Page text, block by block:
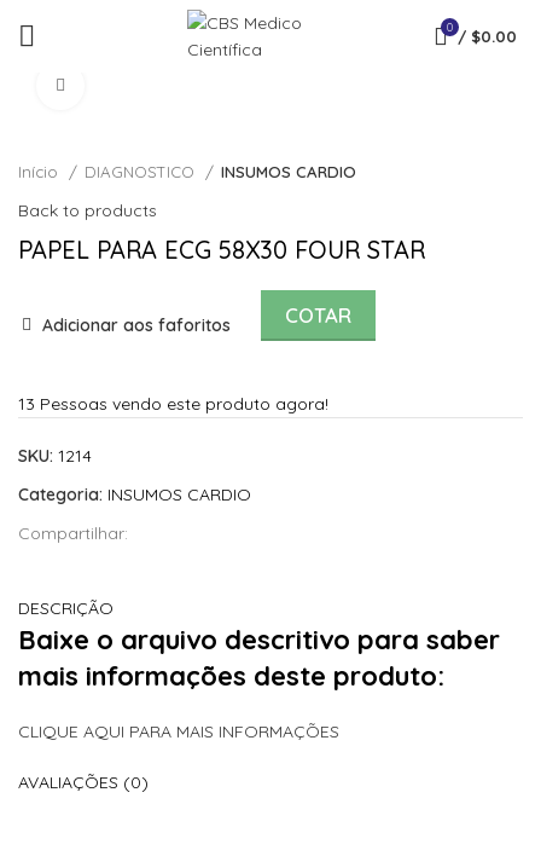
0 / $0.00
Início DIAGNOSTICO INSUMOS CARDIO
Back to products
PAPEL PARA ECG 58X30 FOUR STAR
Adicionar aos faforitos COTAR
13 Pessoas vendo este produto agora!
SKU: 1214
Categoria: INSUMOS CARDIO
Compartilhar:
DESCRIÇÃO
Baixe o arquivo descritivo para saber
mais informações deste produto:
CLIQUE AQUI PARA MAIS INFORMAÇÕES
AVALIAÇÕES (0)